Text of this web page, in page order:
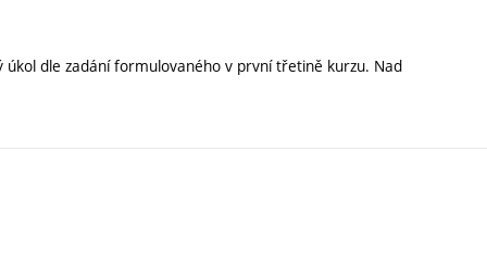
dle zadání formulovaného v první třetině kurzu. Nad